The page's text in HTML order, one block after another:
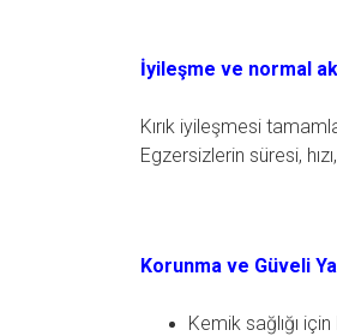
İyileşme ve normal
Kırık iyileşmesi
Egzersizlerin süresi,
Korunma ve Güveli
Kemik sağlığı